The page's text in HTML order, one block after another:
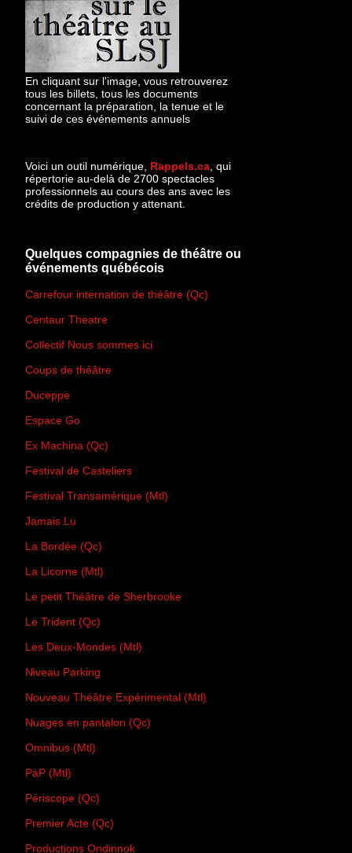
En cliquant sur l'image, vous retrouverez
tous les billets, tous les documents
concernant la préparation, la tenue et le
suivi de ces événements annuels
Voici un outil numérique, Rappels.ca , qui
répertorie au-delà de 2700 spectacles
professionnels au cours des ans avec les
crédits de production y attenant.
Quelques compagnies de théâtre ou
événements québécois
Carrefour internation de théâtre (Qc)
Centaur Theatre
Collectif Nous sommes ici
Coups de théâtre
Duceppe
Espace Go
Ex Machina (Qc)
Festival de Casteliers
Festival Transamérique (Mtl)
Jamais Lu
La Bordée (Qc)
La Licorne (Mtl)
Le petit Théâtre de Sherbrooke
Le Trident (Qc)
Les Deux-Mondes (Mtl)
Niveau Parking
Nouveau Théâtre Expérimental (Mtl)
Nuages en pantalon (Qc)
Omnibus (Mtl)
PàP (Mtl)
Périscope (Qc)
Premier Acte (Qc)
Productions Ondinnok